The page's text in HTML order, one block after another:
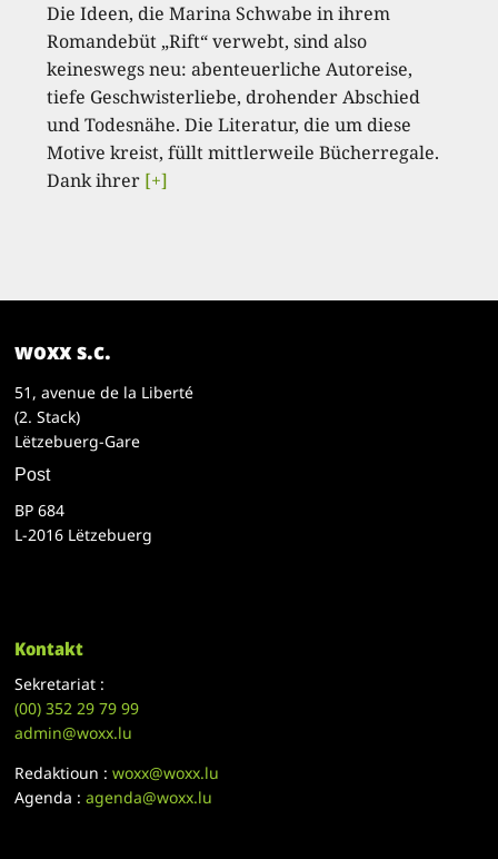
Die Ideen, die Marina Schwabe in ihrem
Romandebüt „Rift“ verwebt, sind also
keineswegs neu: abenteuerliche Autoreise,
tiefe Geschwisterliebe, drohender Abschied
und Todesnähe. Die Literatur, die um diese
Motive kreist, füllt mittlerweile Bücherregale.
Dank ihrer [+]
woxx s.c.
51, avenue de la Liberté
(2. Stack)
Lëtzebuerg-Gare
Post
BP 684
L-2016 Lëtzebuerg
Kontakt
Sekretariat :
(00)352 29 79 99
admin@woxx.lu
Redaktioun :woxx@woxx.lu
Agenda :agenda@woxx.lu